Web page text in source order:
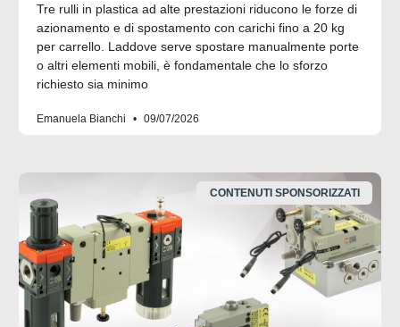
Tre rulli in plastica ad alte prestazioni riducono le forze di
azionamento e di spostamento con carichi fino a 20 kg
per carrello. Laddove serve spostare manualmente porte
o altri elementi mobili, è fondamentale che lo sforzo
richiesto sia minimo
Emanuela Bianchi 09/07/2026
CONTENUTI SPONSORIZZATI